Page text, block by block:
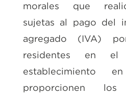
morales que
sujetas al pago del
agregado (IVA)
residentes en el
establecimiento
proporcionen